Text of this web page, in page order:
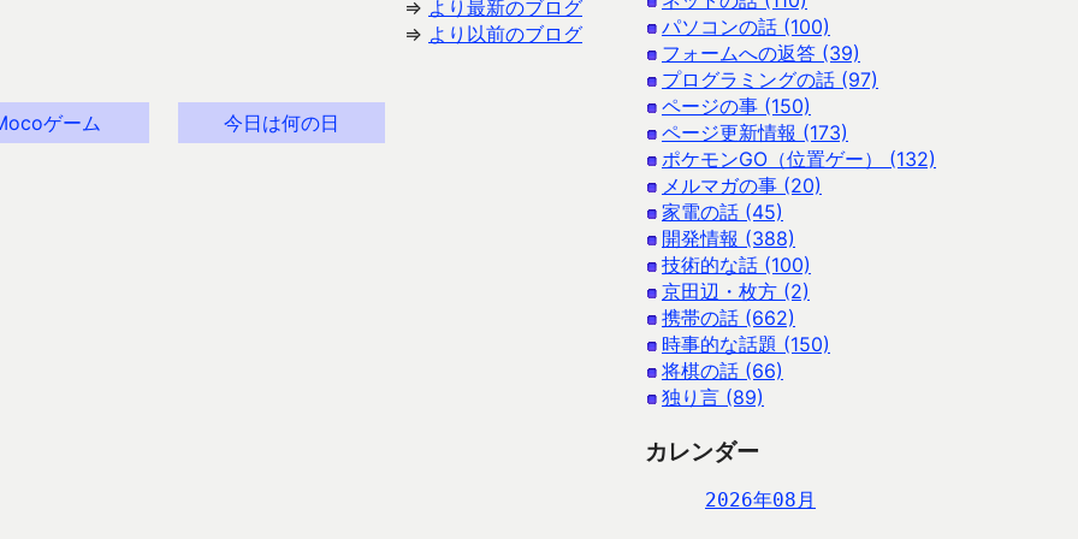
⇒ より最新のブログ
⇒ より以前のブログ
ゲーム 今日は何の日
パソコンの話 (100)
フォームへの返答 (39)
プログラミングの話 (97)
ページの事 (150)
ページ更新情報 (173)
ポケモンGO（位置ゲー） (132)
メルマガの事 (20)
家電の話 (45)
開発情報 (388)
技術的な話 (100)
京田辺・枚方 (2)
携帯の話 (662)
時事的な話題 (150)
将棋の話 (66)
独り言 (89)
カレンダー
2026年08月